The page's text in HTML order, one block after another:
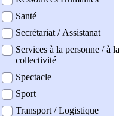
Santé
Secrétariat / Assistanat
Services à la personne / à la
collectivité
Spectacle
Sport
Transport / Logistique